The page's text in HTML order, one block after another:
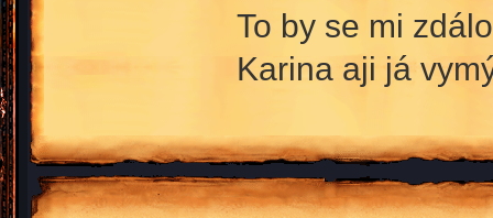
To by se mi
Karina aji já